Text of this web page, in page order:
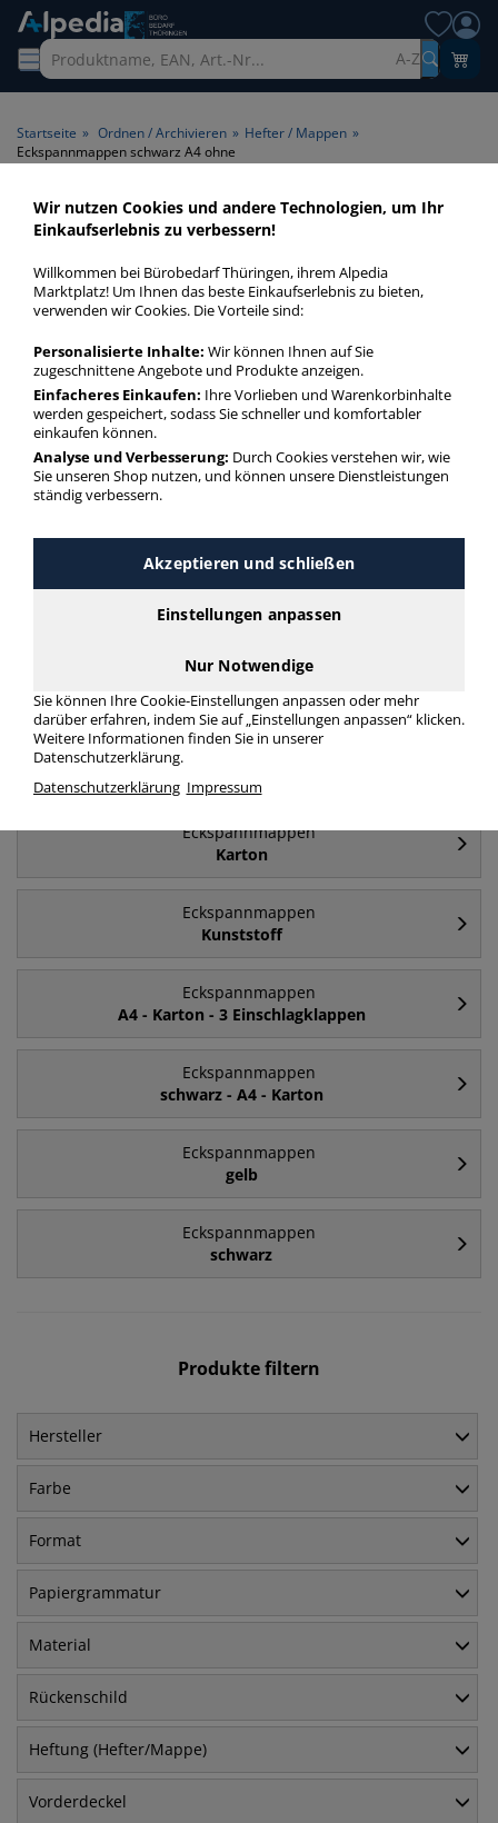
A-Z
Startseite » Ordnen / Archivieren » Hefter / Mappen »
Eckspannmappen schwarz A4 ohne
Eckspannmappen schwarz A4
ohne > Farbe schwarz >
Format A4 > Ausführung
Einschlagklappen ohne
Eckspannmappen schwarz A4 ohne in bester Qualität zum
günstigen Preis. Finden Sie schnell Eckspannmappen schwarz
A4 ohne mit unserer Filter-Funktion.
Eckspannmappen schwarz A4 ohne
Häufig gesucht
Eckspannmappen
A4
Eckspannmappen
Karton
Eckspannmappen
Kunststoff
Eckspannmappen
A4 - Karton - 3 Einschlagklappen
Eckspannmappen
schwarz - A4 - Karton
Eckspannmappen
gelb
Eckspannmappen
schwarz
Produkte filtern
Hersteller
Farbe
Format
Papiergrammatur
Material
Rückenschild
Heftung (Hefter/Mappe)
Vorderdeckel
Wir nutzen Cookies und andere Technologien, um Ihr
Einkaufserlebnis zu verbessern!
Willkommen bei Bürobedarf Thüringen, ihrem Alpedia
Marktplatz! Um Ihnen das beste Einkaufserlebnis zu bieten,
verwenden wir Cookies. Die Vorteile sind:
Personalisierte Inhalte: Wir können Ihnen auf Sie
zugeschnittene Angebote und Produkte anzeigen.
Einfacheres Einkaufen: Ihre Vorlieben und Warenkorbinhalte
werden gespeichert, sodass Sie schneller und komfortabler
einkaufen können.
Analyse und Verbesserung: Durch Cookies verstehen wir, wie
Sie unseren Shop nutzen, und können unsere Dienstleistungen
ständig verbessern.
Akzeptieren und schließen
Einstellungen anpassen
Nur Notwendige
Sie können Ihre Cookie-Einstellungen anpassen oder mehr
darüber erfahren, indem Sie auf „Einstellungen anpassen“ klicken.
Weitere Informationen finden Sie in unserer
Datenschutzerklärung.
Datenschutzerklärung Impressum